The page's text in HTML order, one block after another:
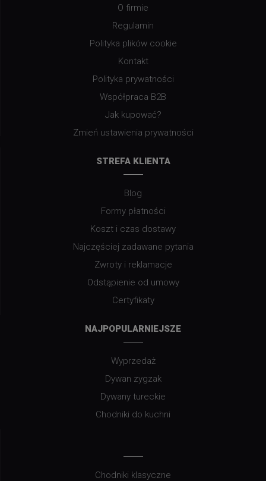
O firmie
Regulamin
Polityka plików cookie
Kontakt
Polityka prywatności
Współpraca B2B
Jak kupować?
Zmień ustawienia prywatności
STREFA KLIENTA
Blog
Formy płatności
Koszt i czas dostawy
Najczęściej zadawane pytania
Zwroty i reklamacje
Odstąpienie od umowy
Certyfikaty
NAJPOPULARNIEJSZE
Wyprzedaż
Dywan zygzak
Dywany tureckie
Chodniki do kuchni
Chodniki klasyczne